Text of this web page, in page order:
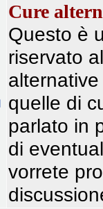
Cure
Questo è
riservato
quelle di
parlato in
di
vorrete